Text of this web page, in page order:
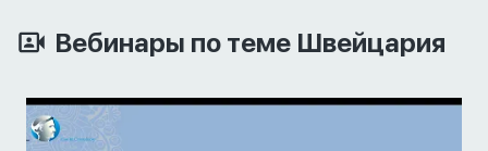
Вебинары по теме Швейцария